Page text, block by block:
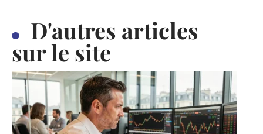
D'autres articles
sur le site